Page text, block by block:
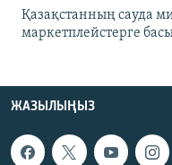
Қазақстанның сауда
маркетплейстерге
ЖАЗЫЛЫҢЫЗ